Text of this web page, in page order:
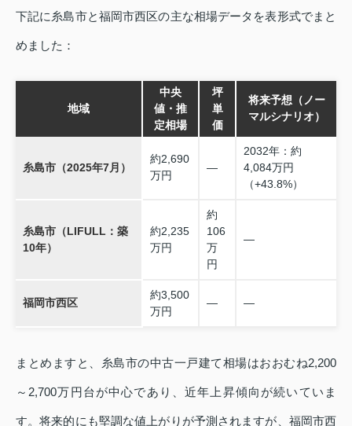
下記に糸島市と福岡市西区の主な相場データを表形式でまと
めました：
地域
中央
値・推
定相場
坪
単
価
将来予想（ノー
マルシナリオ）
糸島市（2025年7月）
約2,690
万円
—
2032年：約
4,084万円
（+43.8%）
糸島市（LIFULL：築
10年）
約2,235
万円
約
106
万
円
—
福岡市西区
約3,500
万円
— —
まとめますと、糸島市の中古一戸建て相場はおおむね2,200
～2,700万円台が中心であり、近年上昇傾向が続いていま
す。将来的にも堅調な値上がりが予測されますが、福岡市西